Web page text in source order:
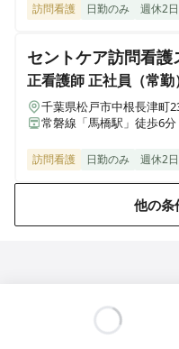
訪問看護 日勤のみ 週休2
セントケア訪問看
正看護師正社員（常勤
千葉県松戸市中根長津町
常磐線「馬橋駅」徒歩6分
訪問看護 日勤のみ 週休2
他の条